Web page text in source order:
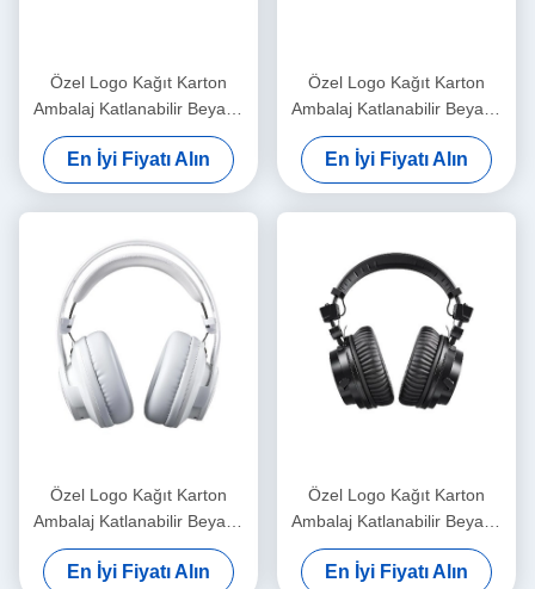
Özel Logo Kağıt Karton
Ambalaj Katlanabilir Beyaz /
Siyah / Gül Altın Lüks
Makineli Hediye Kutusu
Kurdele Kapalı
En İyi Fiyatı Alın
Özel Logo Kağıt Karton
Ambalaj Katlanabilir Beyaz /
Siyah / Gül Altın Lüks
Makineli Hediye Kutusu
Kurdele Kapalı
En İyi Fiyatı Alın
Özel Logo Kağıt Karton
Ambalaj Katlanabilir Beyaz /
Siyah / Gül Altın Lüks
Makineli Hediye Kutusu
En İyi Fiyatı Alın
Özel Logo Kağıt Karton
Ambalaj Katlanabilir Beyaz /
Siyah / Gül Altın Lüks
Makineli Hediye Kutusu
En İyi Fiyatı Alın